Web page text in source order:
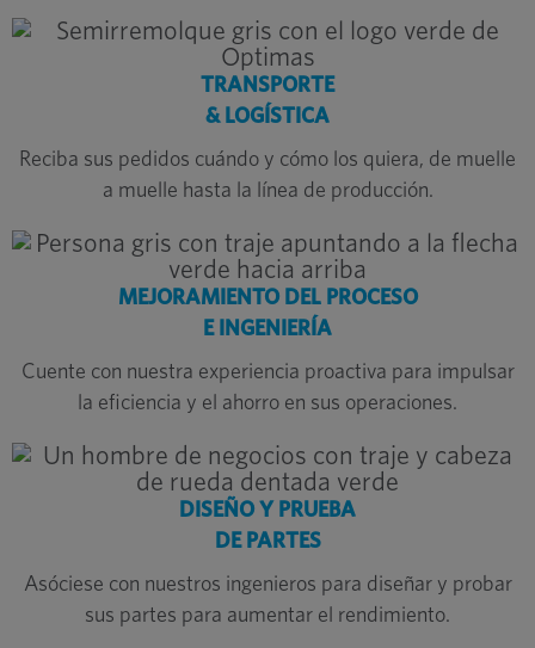
TRANSPORTE
& LOGÍSTICA
Reciba sus pedidos cuándo y cómo los quiera, de muelle
a muelle hasta la línea de producción.
MEJORAMIENTO DEL PROCESO
E INGENIERÍA
Cuente con nuestra experiencia proactiva para impulsar
la eficiencia y el ahorro en sus operaciones.
DISEÑO Y PRUEBA
DE PARTES
Asóciese con nuestros ingenieros para diseñar y probar
sus partes para aumentar el rendimiento.